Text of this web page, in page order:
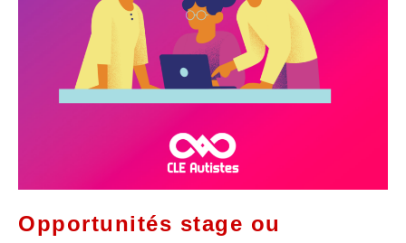
Opportunités stage ou